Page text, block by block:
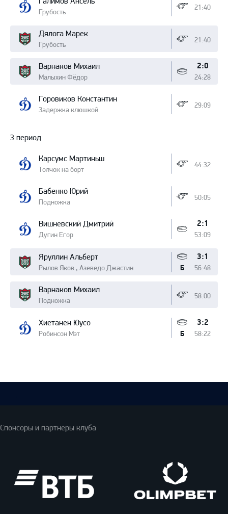
Грубость
21:40
Дялога Марек
Грубость
21:40
Варнаков Михаил
Малыхин Фёдор
2:0
24:28
Горовиков Константин
Задержка клюшкой
29:09
3 период
Карсумс Мартиньш
Толчок на борт
44:32
Бабенко Юрий
Подножка
50:05
Вишневский Дмитрий
Дугин Егор
2:1
53:09
Яруллин Альберт
Рылов Яков , Азеведо Джастин
3:1
56:48
Б
Варнаков Михаил
Подножка
58:00
Хиетанен Юусо
Робинсон Мэт
3:2
58:22
Б
Спонсоры и партнеры клуба